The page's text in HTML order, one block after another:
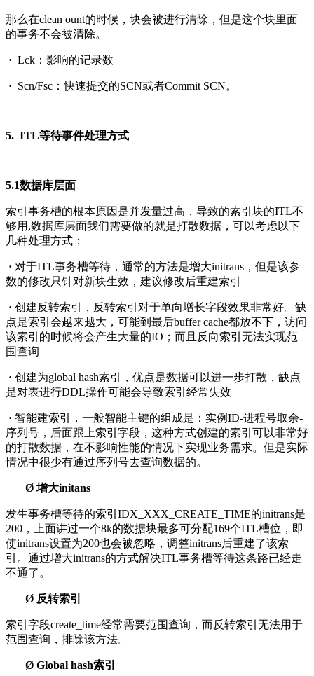
那么在clean ount的时候，块会被进行清除，但是这个块里面
的事务不会被清除。
· Lck：影响的记录数
· Scn/Fsc：快速提交的SCN或者Commit SCN。
5. ITL等待事件处理方式
5.1数据库层面
索引事务槽的根本原因是并发量过高，导致的索引块的ITL不
够用,数据库层面我们需要做的就是打散数据，可以考虑以下
几种处理方式：
· 对于ITL事务槽等待，通常的方法是增大initrans，但是该参
数的修改只针对新块生效，建议修改后重建索引
· 创建反转索引，反转索引对于单向增长字段效果非常好。缺
点是索引会越来越大，可能到最后buffer cache都放不下，访问
该索引的时候将会产生大量的IO；而且反向索引无法实现范
围查询
· 创建为global hash索引，优点是数据可以进一步打散，缺点
是对表进行DDL操作可能会导致索引经常失效
· 智能建索引，一般智能主键的组成是：实例ID-进程号取余-
序列号，后面跟上索引字段，这种方式创建的索引可以非常好
的打散数据，在不影响性能的情况下实现业务需求。但是实际
情况中很少有通过序列号去查询数据的。
Ø 增大initans
发生事务槽等待的索引IDX_XXX_CREATE_TIME的initrans是
200，上面讲过一个8k的数据块最多可分配169个ITL槽位，即
使initrans设置为200也会被忽略，调整initrans后重建了该索
引。通过增大initrans的方式解决ITL事务槽等待这条路已经走
不通了。
Ø 反转索引
索引字段create_time经常需要范围查询，而反转索引无法用于
范围查询，排除该方法。
Ø Global hash索引